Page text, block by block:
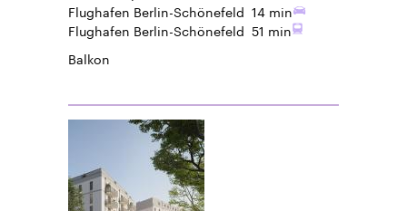
Flughafen Berlin-Schönefeld 14 min
Flughafen Berlin-Schönefeld 51 min
Balkon